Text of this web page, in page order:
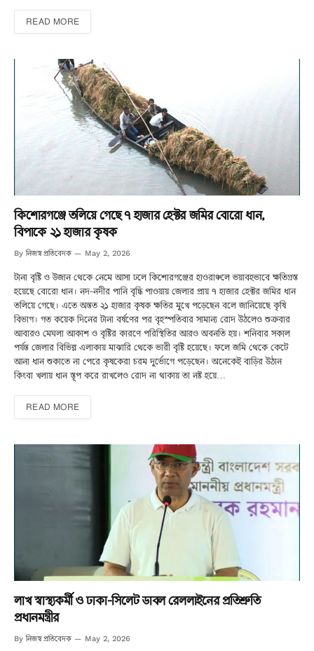
READ MORE
কিশোরগঞ্জে তলিয়ে গেছে ৭ হাজার হেক্টর জমির বোরো ধান,
বিপাকে ২১ হাজার কৃষক
By নিজস্ব প্রতিবেদক May 2, 2026
টানা বৃষ্টি ও উজান থেকে নেমে আসা ঢলে কিশোরগঞ্জের হাওরাঞ্চলে ভয়াবহভাবে ক্ষতিগ্রস্ত
হয়েছে বোরো ধান। নদ-নদীর পানি বৃদ্ধি পাওয়ায় জেলার প্রায় ৭ হাজার হেক্টর জমির ধান
তলিয়ে গেছে। এতে অন্তত ২১ হাজার কৃষক ক্ষতির মুখে পড়েছেন বলে জানিয়েছে কৃষি
বিভাগ। গত কয়েক দিনের টানা বর্ষণের পর বৃহস্পতিবার সামান্য রোদ উঠলেও শুক্রবার
আবারও মেঘলা আকাশ ও বৃষ্টির কারণে পরিস্থিতির আরও অবনতি হয়। শনিবার সকাল
পর্যন্ত জেলার বিভিন্ন এলাকায় মাঝারি থেকে ভারী বৃষ্টি হয়েছে। ফলে জমি থেকে কেটে
আনা ধান শুকাতে না পেরে কৃষকেরা চরম দুর্ভোগে পড়েছেন। অনেকেই বাড়ির উঠান
কিংবা খলায় ধান স্তূপ করে রাখলেও রোদ না থাকায় তা নষ্ট হয়ে…
READ MORE
লাখ স্বাস্থ্যকর্মী ও ঢাকা-সিলেট ডাবল রেললাইনের প্রতিশ্রুতি
প্রধানমন্ত্রীর
By নিজস্ব প্রতিবেদক May 2, 2026